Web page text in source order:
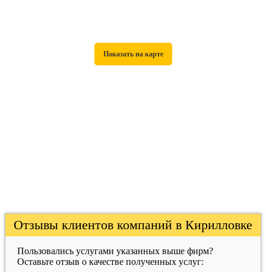
Отзывы клиентов компаний в Кирилловке
Пользовались услугами указанных выше фирм?
Оставьте отзыв о качестве полученных услуг: